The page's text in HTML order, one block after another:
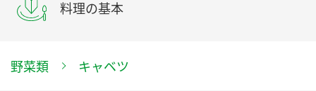
料理の基本
野菜類 キャベツ